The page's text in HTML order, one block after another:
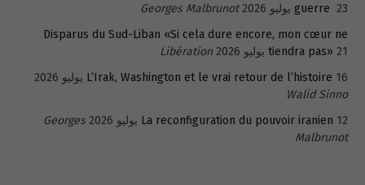
guerre 23 يوليو 2026
Georges Malbrunot
Disparus du Sud-Liban «Si cela dure encore, mon cœur ne
tiendra pas» 21 يوليو 2026
Libération
L’Irak, Washington et le vrai retour de l’histoire 16 يوليو 2026
Walid Sinno
La reconfiguration du pouvoir iranien 12 يوليو 2026
Georges
Malbrunot